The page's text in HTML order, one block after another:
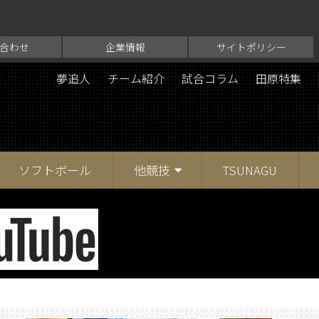
わせ 企業情報 サイトポリシー
夢追人 チーム紹介 試合コラム 田原特集
ソフトボール 他競技 TSUNAGU